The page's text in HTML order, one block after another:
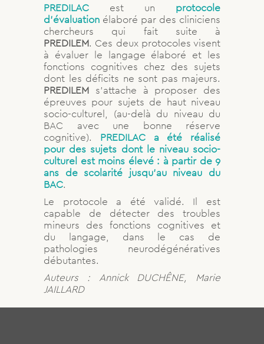
PREDILAC est un protocole
d’évaluation élaboré par des cliniciens
chercheurs qui fait suite à
PREDILEM. Ces deux protocoles visent
à évaluer le langage élaboré et les
fonctions cognitives chez des sujets
dont les déficits ne sont pas majeurs.
PREDILEM s’attache à proposer des
épreuves pour sujets de haut niveau
socio-culturel, (au-delà du niveau du
BAC avec une bonne réserve
cognitive). PREDILACa été réalisé
pour des sujets dont le niveau socio-
culturel est moins élevé : à partir de 9
ans de scolarité jusqu’au niveau du
BAC.
Le protocole a été validé. Il est
capable de détecter des troubles
mineurs des fonctions cognitives et
du langage, dans le cas de
pathologies neurodégénératives
débutantes.
Auteurs : Annick DUCHÊNE, Marie
JAILLARD